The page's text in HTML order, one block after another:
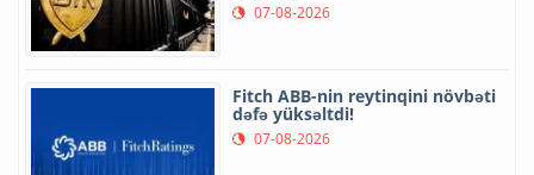
07-08-2026
Fitch ABB-nin reytinqini növbəti
dəfə yüksəltdi!
07-08-2026